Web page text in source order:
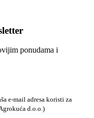
ponudama i
e-mail adresa koristi za
d.o.o.)